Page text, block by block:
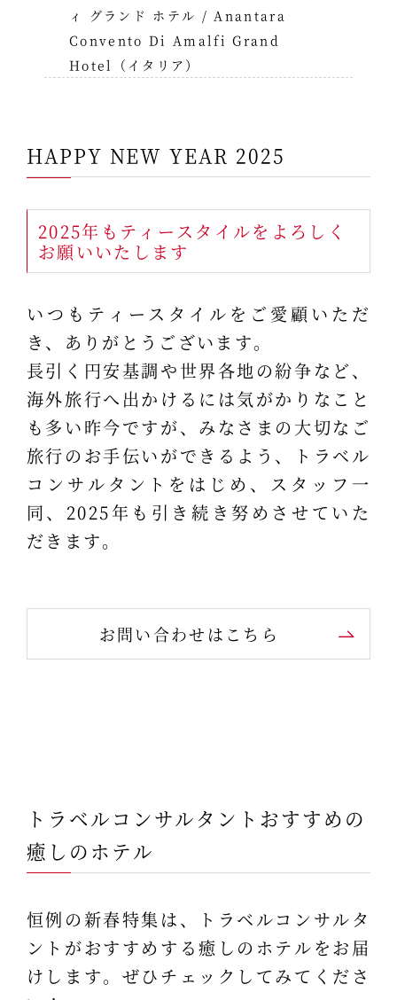
ィ グランド ホテル / Anantara
Convento Di Amalfi Grand
Hotel（イタリア）
HAPPY NEW YEAR 2025
2025年もティースタイルをよろしく
お願いいたします
いつもティースタイルをご愛顧いただ
き、ありがとうございます。
長引く円安基調や世界各地の紛争など、
海外旅行へ出かけるには気がかりなこと
も多い昨今ですが、みなさまの大切なご
旅行のお手伝いができるよう、トラベル
コンサルタントをはじめ、スタッフ一
同、2025年も引き続き努めさせていた
だきます。
お問い合わせはこちら
トラベルコンサルタントおすすめの
癒しのホテル
恒例の新春特集は、トラベルコンサルタ
ントがおすすめする癒しのホテルをお届
けします。ぜひチェックしてみてくださ